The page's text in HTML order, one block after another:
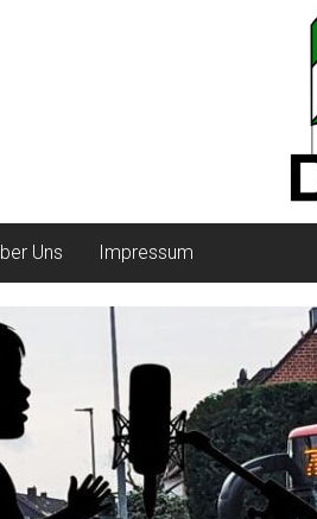
Uns Impressum